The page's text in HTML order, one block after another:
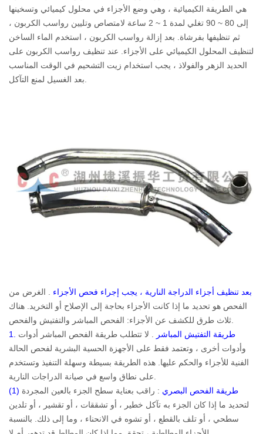
هي الطريقة الكيميائية ، وهي وضع الأجزاء في محلول كيميائي وتسخينها
إلى 80 ~ 90 تغلي لمدة 1 ~ 2 ساعة لامتصاص وتليين رواسب الكربون ،
ثم تنظيفها بفرشاة. بعد إزالة رواسب الكربون ، استخدم الماء الساخن
لتنظيف المحلول الكيميائي على الأجزاء. عند تنظيف رواسب الكربون على
الحديد الزهر والفولاذ ، يجب استخدام زيت التشحيم في الوقت المناسب
بعد تنظيف أجزاء الدراجة النارية ، يجب إجراء فحص الأجزاء
الغرض من
الفحص هو تحديد ما إذا كانت الأجزاء بحاجة إلى الإصلاح أو التخريد. هناك
1. طريقة التفتيش المباشر
. لا تتطلب طريقة الفحص المباشر أدوات
وأدوات أخرى ، وتعتمد فقط على الأجهزة الحسية البشرية لفحص الحالة
الفنية للأجزاء والحكم عليها. هذه الطريقة بسيطة وسهلة التنفيذ وتستخدم
(1) طريقة الفحص البصري : راقب بعناية سطح الجزء بالعين المجردة
لتحديد ما إذا كان الجزء به تآكل خطير ، أو تشققات ، أو تقشير ، أو تلدين
سطحي ، أو تلف بالقطع ، أو تشوه في الانحناء ، وما إلى ذلك. بالنسبة